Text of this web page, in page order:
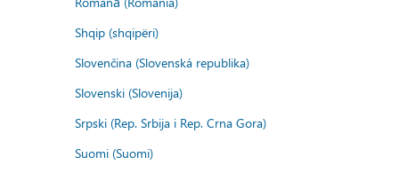
Shqip (shqipëri)
Slovenčina (Slovenská republika)
Slovenski (Slovenija)
Srpski (Rep. Srbija i Rep. Crna Gora)
Suomi (Suomi)